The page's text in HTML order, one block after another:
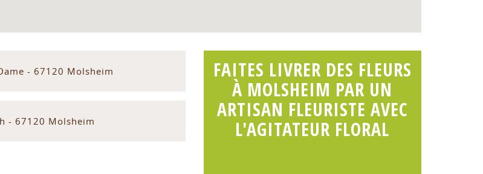
- 67120 Molsheim
- 67120 Molsheim
FAITES LIVRER DES FLEURS
À MOLSHEIM PAR UN
ARTISAN FLEURISTE AVEC
L'AGITATEUR FLORAL